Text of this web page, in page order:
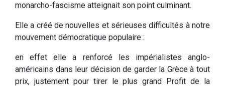
monarcho-fascisme atteignait son point culminant.
Elle a créé de nouvelles et sérieuses difficultés à notre
mouvement démocratique populaire :
en effet elle a renforcé les impérialistes anglo-
américains dans leur décision de garder la Grèce à tout
prix, justement pour tirer le plus grand Profit de la